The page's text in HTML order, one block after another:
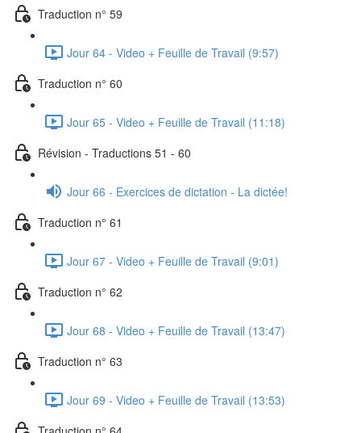
Traduction n° 59
Jour 64 - Video + Feuille de Travail (9:57)
Traduction n° 60
Jour 65 - Video + Feuille de Travail (11:18)
Révision - Traductions 51 - 60
Jour 66 - Exercices de dictation - La dictée!
Traduction n° 61
Jour 67 - Video + Feuille de Travail (9:01)
Traduction n° 62
Jour 68 - Video + Feuille de Travail (13:47)
Traduction n° 63
Jour 69 - Video + Feuille de Travail (13:53)